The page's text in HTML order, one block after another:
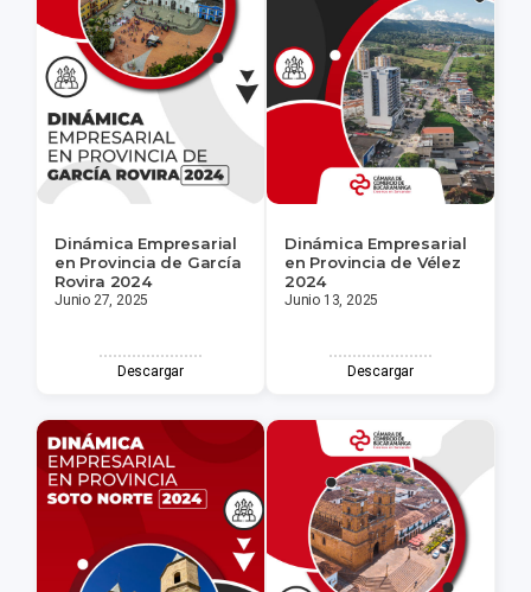
Dinámica Empresarial
en Provincia de García
Rovira 2024
Junio 27, 2025
Descargar
Dinámica Empresarial
en Provincia de Vélez
2024
Junio 13, 2025
Descargar